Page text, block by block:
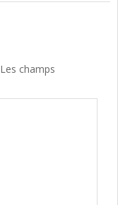
Les champs